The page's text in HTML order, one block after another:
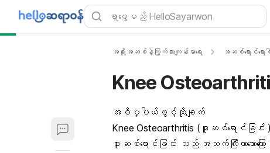
အရိုးအဆစ်နဲ့ကြွက်သားကျန်းမာရေး အဆစ်ရောင်ရောဂါ
Knee
အဓိပ္ပါယ်ဖွင့်ဆိုချက်
Knee Osteoarthritis (ဒူးဆစ်ရောင်ခြင်
ဒူးဆစ်ရောင်ခြင်း သည် အသက်ကြီးလာသောက